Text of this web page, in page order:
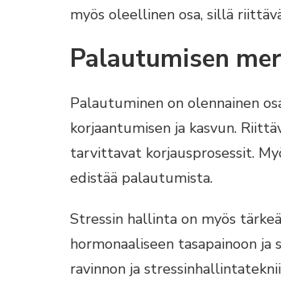
myös oleellinen osa, sillä
Palautumisen
Palautuminen on olennainen
korjaantumisen ja kasvun.
tarvittavat korjausprosessit.
edistää palautumista.
Stressin hallinta on myös
hormonaaliseen tasapainoon
ravinnon ja